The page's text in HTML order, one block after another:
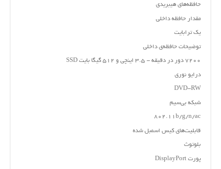
حافظه‌های هیبریدی
مقدار حافظه داخلی
یک ترابایت
توضیحات حافظه‌ی داخلی
۷۲۰۰ دور در دقیقه - ۳.۵ اینچی و ۵۱۲ گیگا بایت SSD
درایو نوری
DVD-RW
شبکه بی‌سیم
۸۰۲.۱۱b/g/n/ac
قابلیت‌های کیس اسمبل شده
بلوتوث
پورت DisplayPort